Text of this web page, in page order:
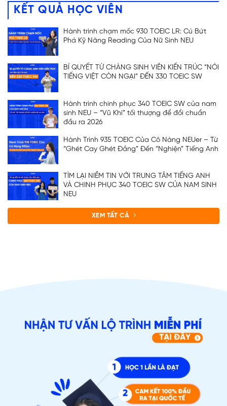
KẾT QUẢ HỌC VIÊN
Hành trình chạm mốc 930 TOEIC LR: Cú Bứt
Phá Kỹ Năng Reading Của Nữ Sinh NEU
BÍ QUYẾT TỪ CHÀNG SINH VIÊN KIẾN TRÚC “NÓI
TIẾNG VIỆT CÒN NGẠI” ĐẾN 330 TOEIC SW
Hành trình chinh phục 340 TOEIC SW của nam
sinh NEU – “Vũ Khí” tối thượng để đổi chuẩn
đầu ra 2026
Hành Trình 935 TOEIC Của Cô Nàng NEUer – Từ
“Ghét Cay Ghét Đắng” Đến “Nghiện” Tiếng Anh
TÌM LẠI NIỀM TIN VỚI TRUNG TÂM TIẾNG ANH
VÀ CHINH PHỤC 340 TOEIC SW CỦA NAM SINH
NEU
XEM TẤT CẢ